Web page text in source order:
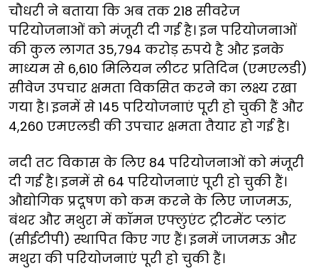
चौधरी ने बताया कि अब तक 218 सीवरेज
परियोजनाओं को मंजूरी दी गई है। इन परियोजनाओं
की कुल लागत 35,794 करोड़ रुपये है और इनके
माध्यम से 6,610 मिलियन लीटर प्रतिदिन (एमएलडी)
सीवेज उपचार क्षमता विकसित करने का लक्ष्य रखा
गया है। इनमें से 145 परियोजनाएं पूरी हो चुकी हैं और
4,260 एमएलडी की उपचार क्षमता तैयार हो गई है।
नदी तट विकास के लिए 84 परियोजनाओं को मंजूरी
दी गई है। इनमें से 64 परियोजनाएं पूरी हो चुकी हैं।
औद्योगिक प्रदूषण को कम करने के लिए जाजमऊ,
बंथर और मथुरा में कॉमन एफ्लुएंट ट्रीटमेंट प्लांट
(सीईटीपी) स्थापित किए गए हैं। इनमें जाजमऊ और
मथुरा की परियोजनाएं पूरी हो चुकी हैं।